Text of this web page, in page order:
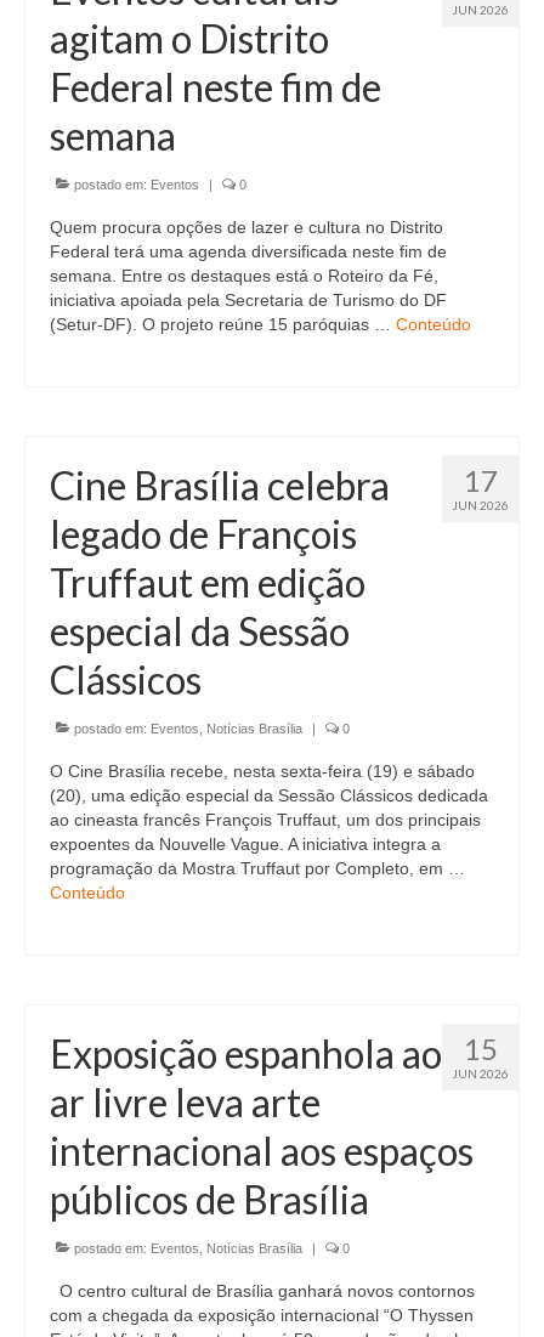
JUN 2026
agitam o Distrito
Federal neste fim de
semana
postado em: Eventos | 0
Quem procura opções de lazer e cultura no Distrito
Federal terá uma agenda diversificada neste fim de
semana. Entre os destaques está o Roteiro da Fé,
iniciativa apoiada pela Secretaria de Turismo do DF
(Setur-DF). O projeto reúne 15 paróquias … Conteúdo
17
JUN 2026
Cine Brasília celebra
legado de François
Truffaut em edição
especial da Sessão
Clássicos
postado em: Eventos Notícias Brasília | 0
O Cine Brasília recebe, nesta sexta-feira (19) e sábado
(20), uma edição especial da Sessão Clássicos dedicada
ao cineasta francês François Truffaut, um dos principais
expoentes da Nouvelle Vague. A iniciativa integra a
programação da Mostra Truffaut por Completo, em …
Conteúdo
15
JUN 2026
Exposição espanhola ao
ar livre leva arte
internacional aos espaços
públicos de Brasília
postado em: Eventos Notícias Brasília | 0
O centro cultural de Brasília ganhará novos contornos
com a chegada da exposição internacional “O Thyssen